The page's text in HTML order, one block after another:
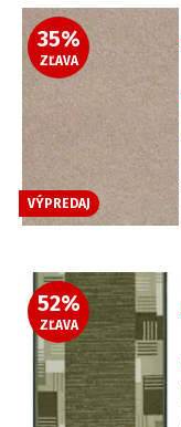
35%
ZĽAVA
VÝPREDAJ
52%
ZĽAVA